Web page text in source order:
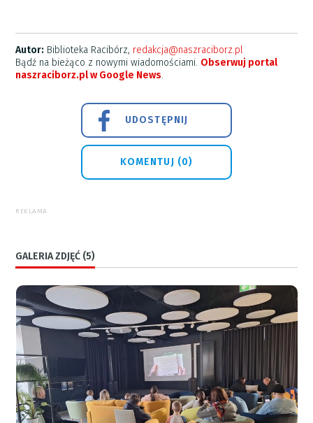
Autor: Biblioteka Racibórz, redakcja@naszraciborz.pl
Bądź na bieżąco z nowymi wiadomościami. Obserwuj portal
naszraciborz.pl w Google News.
UDOSTĘPNIJ
KOMENTUJ (0)
REKLAMA
GALERIA ZDJĘĆ (5)